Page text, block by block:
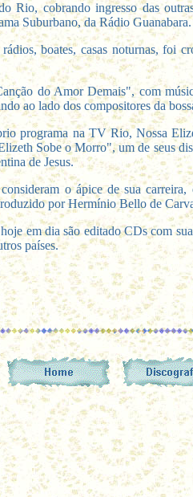
Rio, cobrando ingresso das
Suburbano, da Rádio Guanabara.
boates, casas noturnas, foi
do Amor Demais", com
ao lado dos compositores da
programa na TV Rio, Nossa
Sobe o Morro", um de seus
de Jesus.
o ápice de sua
por Hermínio Bello de
em dia são editado CDs com
países.